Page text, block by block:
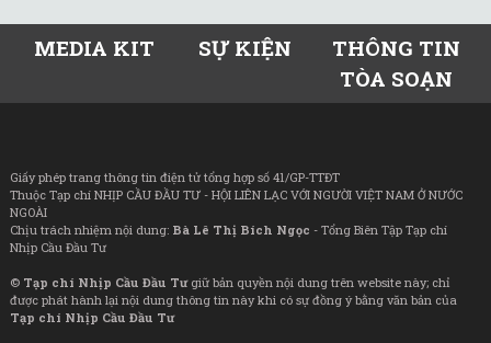
MEDIA KIT SỰ KIỆN
THÔNG TIN
TÒA SOẠN
Giấy phép trang thông tin điện tử tổng hợp số 41/GP-TTĐT
Thuộc Tạp chí NHỊP CẦU ĐẦU TƯ - HỘI LIÊN LẠC VỚI NGƯỜI VIỆT NAM Ở NƯỚC
NGOÀI
Chịu trách nhiệm nội dung: Bà Lê Thị Bích Ngọc - Tổng Biên Tập Tạp chí
Nhịp Cầu Đầu Tư
© Tạp chí Nhịp Cầu Đầu Tưgiữ bản quyền nội dung trên website này; chỉ
được phát hành lại nội dung thông tin này khi có sự đồng ý bằng văn bản của
Tạp chí Nhịp Cầu Đầu Tư